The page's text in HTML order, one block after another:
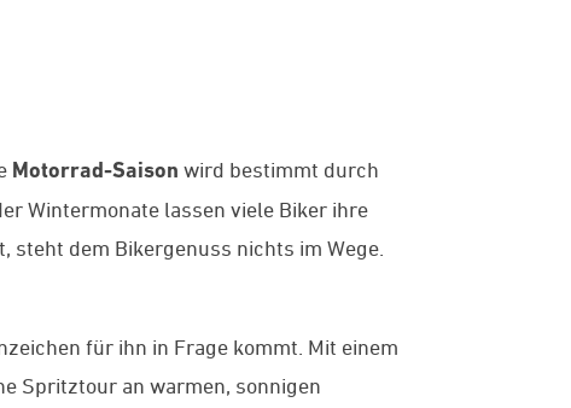
Motorrad-Saison wird bestimmt durch
Wintermonate lassen viele Biker ihre
steht dem Bikergenuss nichts im Wege.
für ihn in Frage kommt. Mit einem
Spritztour an warmen, sonnigen